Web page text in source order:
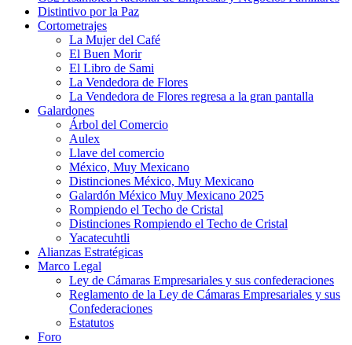
Distintivo por la Paz
Cortometrajes
La Mujer del Café
El Buen Morir
El Libro de Sami
La Vendedora de Flores
La Vendedora de Flores regresa a la gran pantalla
Galardones
Árbol del Comercio
Aulex
Llave del comercio
México, Muy Mexicano
Distinciones México, Muy Mexicano
Galardón México Muy Mexicano 2025
Rompiendo el Techo de Cristal
Distinciones Rompiendo el Techo de Cristal
Yacatecuhtli
Alianzas Estratégicas
Marco Legal
Ley de Cámaras Empresariales y sus confederaciones
Reglamento de la Ley de Cámaras Empresariales y sus
Confederaciones
Estatutos
Foro